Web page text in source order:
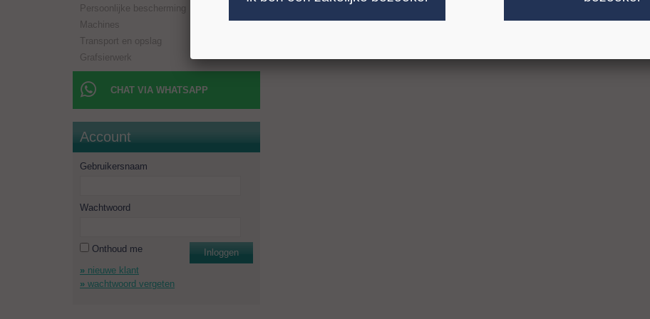
Persoonlijke bescherming
Machines
Transport en opslag
Grafsierwerk
CHAT VIA WHATSAPP
Account
Gebruikersnaam
Wachtwoord
Onthoud me
Inloggen
nieuwe klant
wachtwoord vergeten